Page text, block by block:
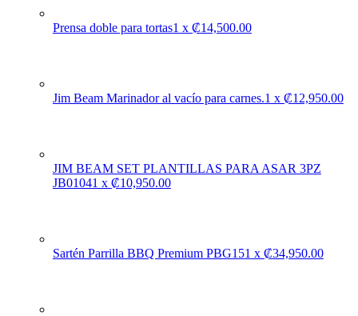
Prensa doble para tortas1 x ₡14,500.00
Jim Beam Marinador al vacío para carnes.1 x ₡12,950.00
JIM BEAM SET PLANTILLAS PARA ASAR 3PZ
JB01041 x ₡10,950.00
Sartén Parrilla BBQ Premium PBG151 x ₡34,950.00